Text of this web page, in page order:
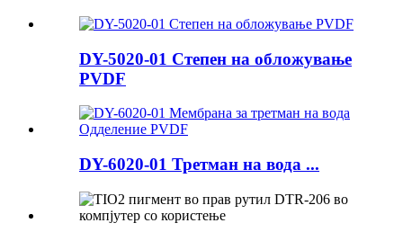
DY-5020-01 Степен на обложување
PVDF
DY-6020-01 Третман на вода ...